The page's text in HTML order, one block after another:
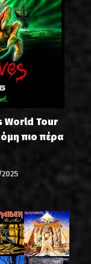
World Tour
πιο πέρα